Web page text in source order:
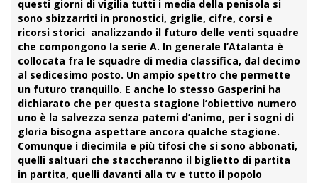
questi giorni di vigilia tutti i media della penisola si
sono sbizzarriti in pronostici, griglie, cifre, corsi e
ricorsi storici analizzando il futuro delle venti squadre
che compongono la serie A. In generale l’Atalanta è
collocata fra le squadre di media classifica, dal decimo
al sedicesimo posto. Un ampio spettro che permette
un futuro tranquillo. E anche lo stesso Gasperini ha
dichiarato che per questa stagione l’obiettivo numero
uno è la salvezza senza patemi d’animo, per i sogni di
gloria bisogna aspettare ancora qualche stagione.
Comunque i diecimila e più tifosi che si sono abbonati,
quelli saltuari che staccheranno il biglietto di partita
in partita, quelli davanti alla tv e tutto il popolo